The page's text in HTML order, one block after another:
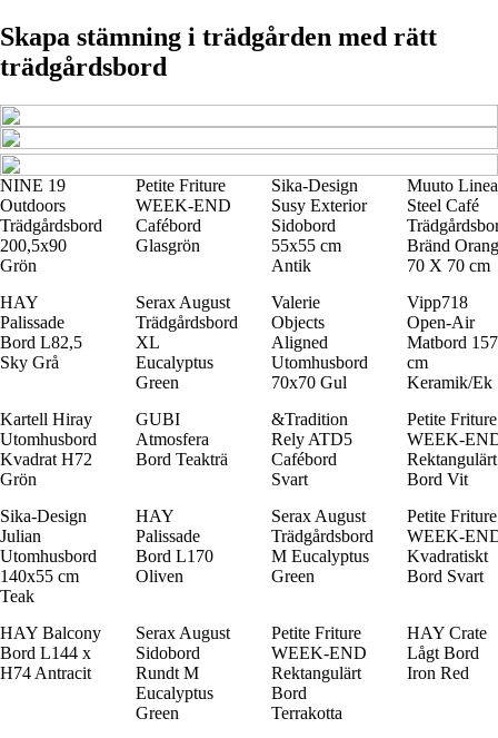
Skapa stämning i trädgården med rätt
trädgårdsbord
NINE 19
Outdoors
Trädgårdsbord
200,5x90
Grön
Petite Friture
WEEK-END
Cafébord
Glasgrön
Sika-Design
Susy Exterior
Sidobord
55x55 cm
Antik
Muuto
Steel Café
Bränd
70 X 70 cm
HAY
Palissade
Bord L82,5
Sky Grå
Serax August
Trädgårdsbord
XL
Eucalyptus
Green
Valerie
Objects
Aligned
Utomhusbord
70x70 Gul
Vipp718
Open-Air
Matbord 157
cm
Keramik/Ek
Kartell Hiray
Utomhusbord
Kvadrat H72
Grön
GUBI
Atmosfera
Bord Teakträ
&Tradition
Rely ATD5
Cafébord
Svart
Petite Friture
WEEK-
Rektangulärt
Bord Vit
Sika-Design
Julian
Utomhusbord
140x55 cm
Teak
HAY
Palissade
Bord L170
Oliven
Serax August
Trädgårdsbord
M Eucalyptus
Green
Petite Friture
WEEK-
Kvadratiskt
Bord Svart
HAY Balcony
Bord L144 x
H74 Antracit
Serax August
Sidobord
Rundt M
Eucalyptus
Green
Petite Friture
WEEK-END
Rektangulärt
Bord
Terrakotta
HAY Crate
Lågt Bord
Iron Red